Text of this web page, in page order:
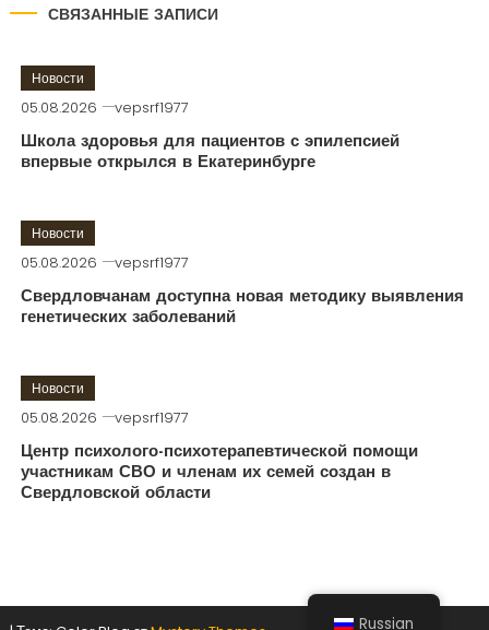
СВЯЗАННЫЕ ЗАПИСИ
Новости
05.08.2026 vepsrf1977
Школа здоровья для пациентов с эпилепсией
впервые открылся в Екатеринбурге
Новости
05.08.2026 vepsrf1977
Свердловчанам доступна новая методику выявления
генетических заболеваний
Новости
05.08.2026 vepsrf1977
Центр психолого-психотерапевтической помощи
участникам СВО и членам их семей создан в
Свердловской области
Russian